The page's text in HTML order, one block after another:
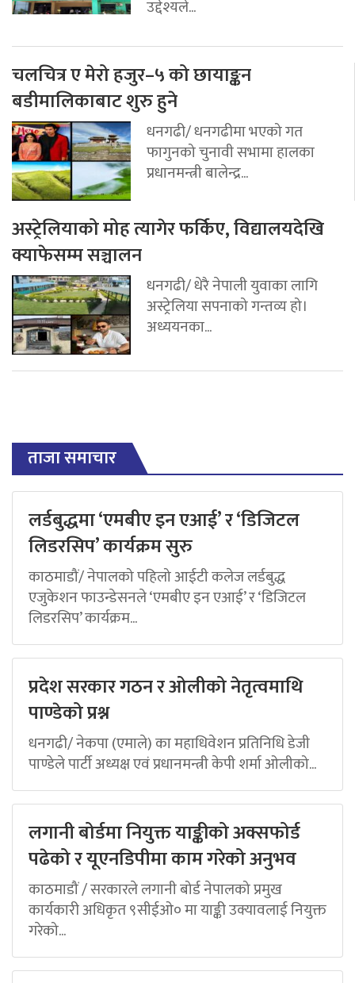
उद्देश्यले...
चलचित्र ए मेरो हजुर–५ को छायाङ्कन
बडीमालिकाबाट शुरु हुने
धनगढी/ धनगढीमा भएको गत
फागुनको चुनावी सभामा हालका
प्रधानमन्त्री बालेन्द्र...
अस्ट्रेलियाको मोह त्यागेर फर्किए, विद्यालयदेखि
क्याफेसम्म सञ्चालन
धनगढी/ धेरै नेपाली युवाका लागि
अस्ट्रेलिया सपनाको गन्तव्य हो।
अध्ययनका...
ताजा समाचार
लर्डबुद्धमा ‘एमबीए इन एआई’ र ‘डिजिटल
लिडरसिप’ कार्यक्रम सुरु
काठमाडौं/ नेपालको पहिलो आईटी कलेज लर्डबुद्ध
एजुकेशन फाउन्डेसनले ‘एमबीए इन एआई’ र ‘डिजिटल
लिडरसिप’ कार्यक्रम...
प्रदेश सरकार गठन र ओलीको नेतृत्वमाथि
पाण्डेको प्रश्न
धनगढी/ नेकपा (एमाले) का महाधिवेशन प्रतिनिधि डेजी
पाण्डेले पार्टी अध्यक्ष एवं प्रधानमन्त्री केपी शर्मा ओलीको...
लगानी बोर्डमा नियुक्त याङ्कीको अक्सफोर्ड
पढेको र यूएनडिपीमा काम गरेको अनुभव
काठमाडौं / सरकारले लगानी बोर्ड नेपालको प्रमुख
कार्यकारी अधिकृत ९सीईओ० मा याङ्की उक्यावलाई नियुक्त
गरेको...